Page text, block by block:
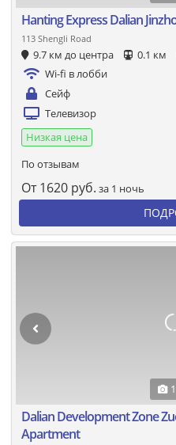
Hanting Express Dalian
113 Shengli Road
9.7 км до центра 0.1 км
Wi-fi в лобби
Сейф
Телевизор
Низкая цена
По отзывам
От 1620 руб. за 1 ночь
Dalian Development Zone
Apartment